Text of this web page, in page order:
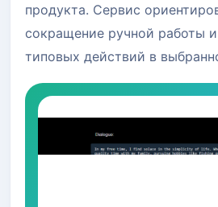
продукта. Сервис
сокращение ручной работы
типовых действий в